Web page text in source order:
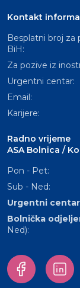
Kontakt
Besplatni broj za
BiH:
Za pozive iz
Urgentni centar:
Email:
Karijere:
Radno vrijeme
ASA Bolnica /
Pon - Pet:
Sub - Ned:
Urgentni centar
Bolnička
Ned):